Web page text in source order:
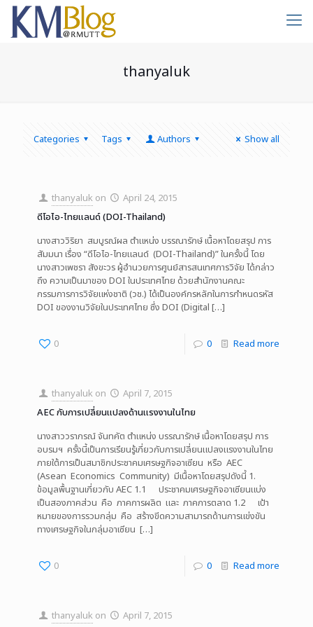
thanyaluk
Categories Tags Authors Show all
thanyaluk on
April 24, 2015
ดีโอไอ-ไทยแลนด์ (DOI-Thailand)
นางสาววิริยา สมบูรณ์ผล ตำแหน่ง บรรณารักษ์ เนื้อหาโดยสรุป การ
สัมมนา เรื่อง “ดีโอไอ-ไทยแลนด์ (DOI-Thailand)” ในครั้งนี้ โดย
นางสาวเพชรา สังขะวร ผู้อำนวยการศูนย์สารสนเทศการวิจัย ได้กล่าว
ถึง ความเป็นมาของ DOI ในประเทศไทย ด้วยสำนักงานคณะ
กรรมการการวิจัยแห่งชาติ (วช.) ได้เป็นองค์กรหลักในการกำหนดรหัส
DOI ของงานวิจัยในประเทศไทย ซึ่ง DOI (Digital […]
0 0 Read more
thanyaluk on
April 7, 2015
AEC กับการเปลี่ยนแปลงด้านแรงงานในไทย
นางสาววราภรณ์ จันทคัต ตำแหน่ง บรรณารักษ์ เนื้อหาโดยสรุป การ
อบรมฯ ครั้งนี้เป็นการเรียนรู้เกี่ยวกับการเปลี่ยนแปลงแรงงานในไทย
ภายใต้การเป็นสมาชิกประชาคมเศรษฐกิจอาเซียน หรือ AEC
(Asean Economics Community) มีเนื้อหาโดยสรุปดังนี้ 1.
ข้อมูลพื้นฐานเกี่ยวกับ AEC 1.1 ประชาคมเศรษฐกิจอาเซียนแบ่ง
เป็นสองภาคส่วน คือ ภาคการผลิต และ ภาคการตลาด 1.2 เป้า
หมายของการรวมกลุ่ม คือ สร้างขีดความสามารถด้านการแข่งขัน
ทางเศรษฐกิจในกลุ่มอาเซียน […]
0 0 Read more
thanyaluk on
April 7, 2015